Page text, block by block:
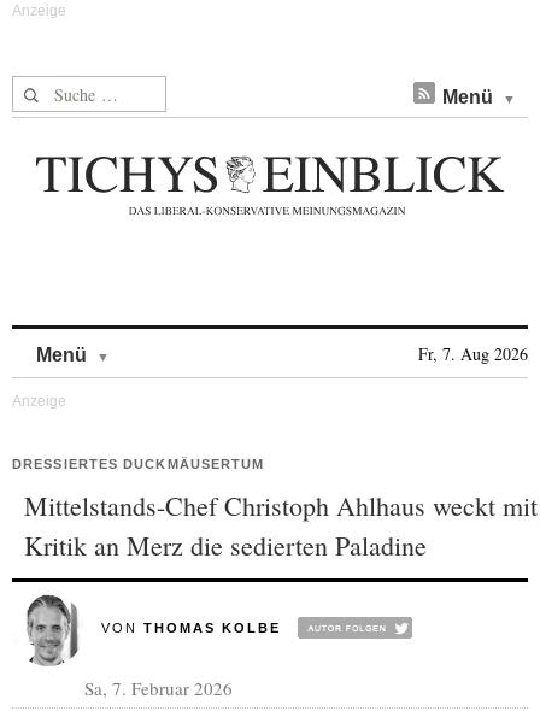
Suche nach: Menü
Menü Fr, 7. Aug 2026
DRESSIERTES DUCKMÄUSERTUM
Mittelstands-Chef Christoph Ahlhaus weckt mit
Kritik an Merz die sedierten Paladine
VON THOMAS KOLBE
Sa, 7. Februar 2026